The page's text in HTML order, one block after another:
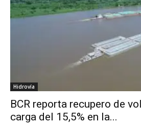
Hidrovía
BCR reporta recupero de
carga del 15,5% en la...